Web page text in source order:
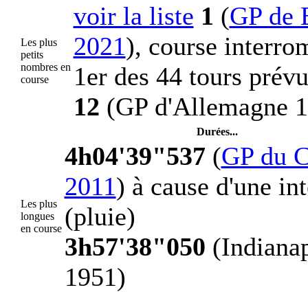
Les plus
petits
nombres en
course
voir la liste 1 (GP de
2021), course
1er des 44 tours
12 (GP d'Allemagne
Durées...
Les plus
longues
en course
4h04'39"537 (GP du
2011) à cause d'une
(pluie)
3h57'38"050
1951)